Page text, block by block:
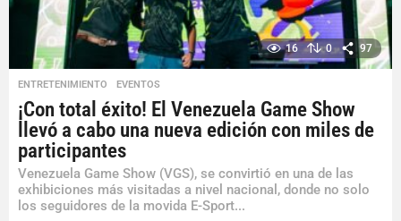
16 0 97
ENTRETENIMIENTO ,EVENTOS
¡Con total éxito! El Venezuela Game Show
llevó a cabo una nueva edición con miles de
participantes
Venezuela Game Show (VGS), se convirtió en una de las
exhibiciones más visitadas a nivel nacional, donde no solo
los seguidores de la movida E-Sport...